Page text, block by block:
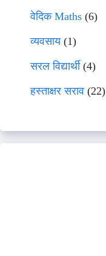
वेदिक Maths (6)
व्यवसाय(1)
सरल विद्यार्थी(4)
हस्ताक्षर सराव (22)